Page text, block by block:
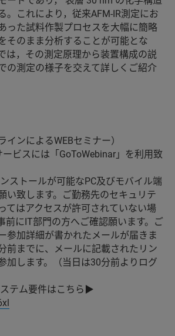
。これにより，従来AFM-IR測定にお
った試料作製プロセスを大幅に簡略
そのまま分析することが可能とな
は，その測定原理から装置構成の説
の測定の様子を交えて詳しくご紹介
インによるWEBセミナー）
ビスには「GoToWebinar」を利用致
ストールが可能なPC及びモバイル端
い致します。ご勤務先のセキュリテ
てはアクセスが許可されていない場
前にIT部門の方へご確認願います。ご
参加詳細が書かれたメールが届きま
前までに、メールに記載されたリン
加します。（当日は30分前よりログ
テム要件はこちら▶